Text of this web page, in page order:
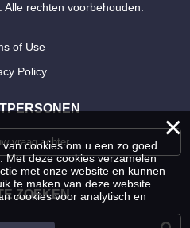
rechten voorbehouden.
of Use
Policy
vraag achter
ZOEKEN
×
cookies om u een zo goed
Met deze cookies verzamelen
met onze website en kunnen
te maken van deze website
cookies voor analytisch en